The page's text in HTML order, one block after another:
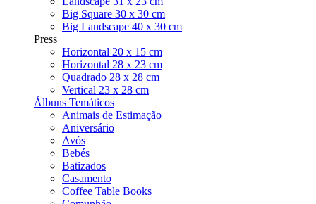
Big Square 30 x 30 cm
Big Landscape 40 x 30 cm
Press
Horizontal 20 x 15 cm
Horizontal 28 x 23 cm
Quadrado 28 x 28 cm
Vertical 23 x 28 cm
Álbuns Temáticos
Animais de Estimação
Aniversário
Avós
Bebés
Batizados
Casamento
Coffee Table Books